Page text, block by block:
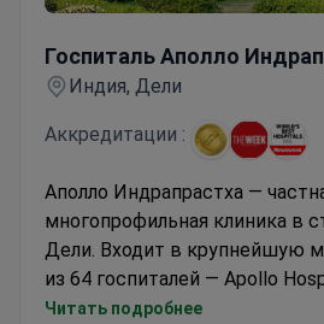
Госпиталь Аполло
Индия, Дели
Аккредитации :
Аполло Индрапрастха —
многопрофильная клиника в
Дели. Входит в крупнейшую
из 64 госпиталей — Apollo
Ежегодно в сети клиник
Читать подробнее